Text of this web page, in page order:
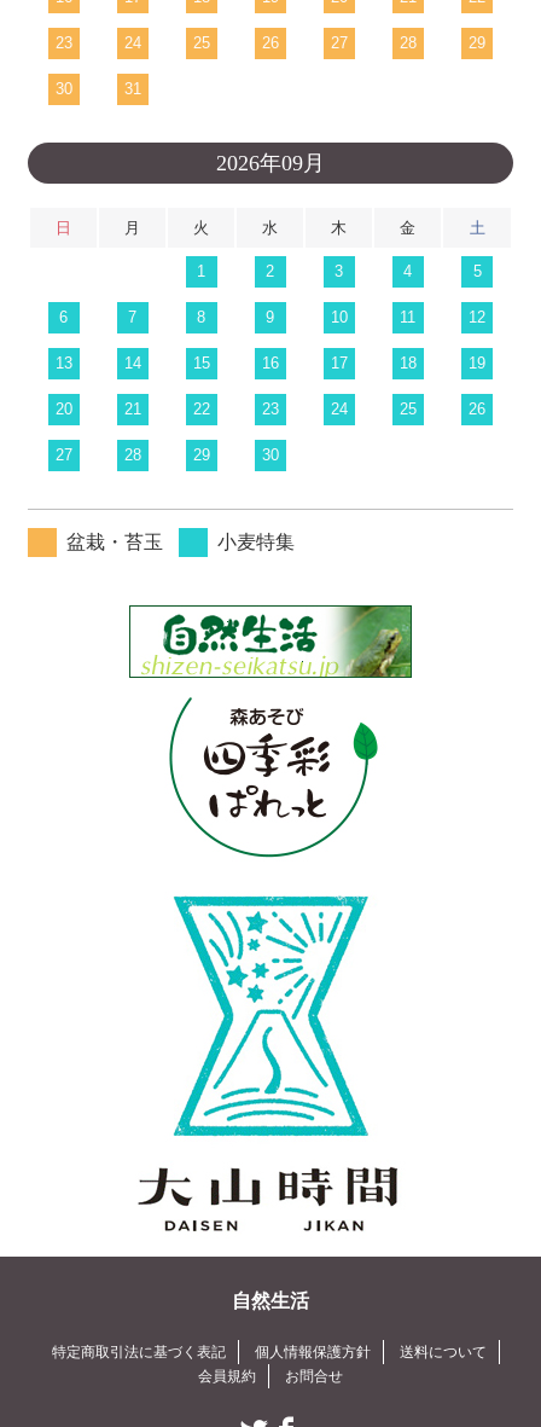
23 24 25 26 27 28 29
30 31
2026年09月
日 月 火 水 木 金 土
1 2 3 4 5
6 7 8 9 10 11 12
13 14 15 16 17 18 19
20 21 22 23 24 25 26
27 28 29 30
盆栽・苔玉 小麦特集
自然生活
特定商取引法に基づく表記 個人情報保護方針
送料について
会員規約
お問合せ